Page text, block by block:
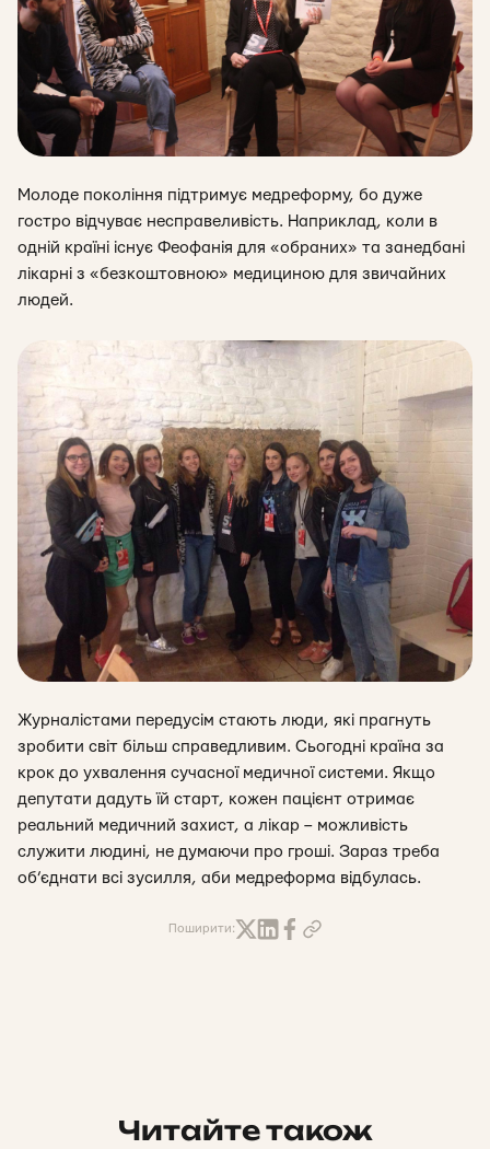
Молоде покоління підтримує медреформу, бо дуже
гостро відчуває несправеливість. Наприклад, коли в
одній країні існує Феофанія для «обраних» та занедбані
лікарні з «безкоштовною» медициною для звичайних
людей.
Журналістами передусім стають люди, які прагнуть
зробити світ більш справедливим. Сьогодні країна за
крок до ухвалення сучасної медичної системи. Якщо
депутати дадуть їй старт, кожен пацієнт отримає
реальний медичний захист, а лікар – можливість
служити людині, не думаючи про гроші. Зараз треба
об’єднати всі зусилля, аби медреформа відбулась.
Поширити:
Читайте також